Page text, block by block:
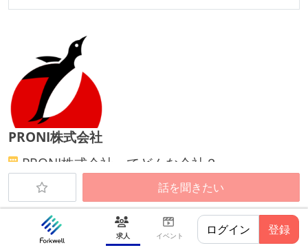
求人 イベント ログイン 登録
ドキュメントの整備やペアプロ、モブワークなど、ナ
レッジの共有を積極的に行っている（属人性を減らす
取り組みをしている）
労働環境の自由度
週4日リモート勤務のハイブリットワーク（週1出社）
週3日リモート勤務のハイブリットワーク（週2出社）
2年以内に未就学児を子育てしながら働いていたエン
ジニアがいる
メンバーの多様性
PRONI株式会社
PRONI株式会社
ってどんな会社？
【グロース上場企業】 中小企業のDX推進から日
本企業の生産性向上に寄与するITベンチャー
PRONIは、中小企業のDX促進により企業経営の生産性改
話を聞きたい